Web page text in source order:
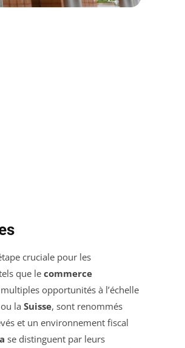
cruciale pour les
que le commerce
opportunités à l’échelle
ou la Suisse, sont renommés
et un environnement fiscal
se distinguent par leurs